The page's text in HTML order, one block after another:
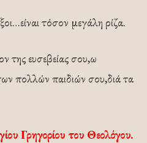
τόσον μεγάλη ρίζα.
της ευσεβείας σου,ω
πολλών παιδιών σου,διά τα
Γρηγορίου του Θεολόγου.